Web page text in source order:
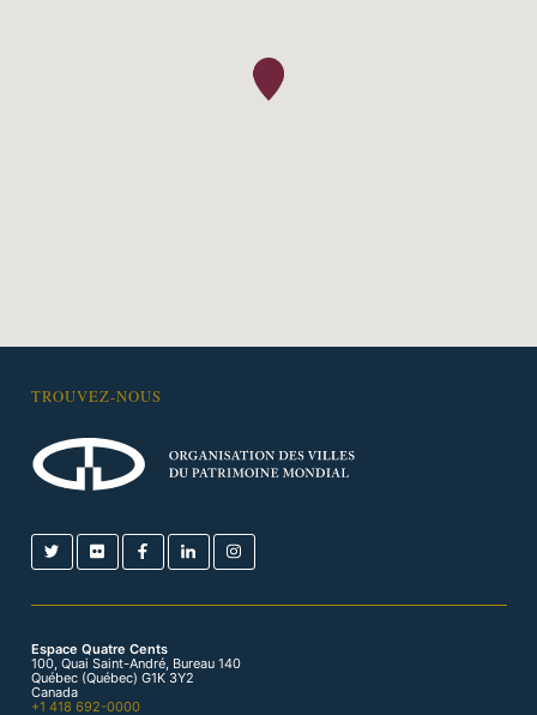
TROUVEZ-NOUS
Espace Quatre Cents
100, Quai Saint-André, Bureau 140
Québec (Québec) G1K 3Y2
Canada
+1 418 692-0000